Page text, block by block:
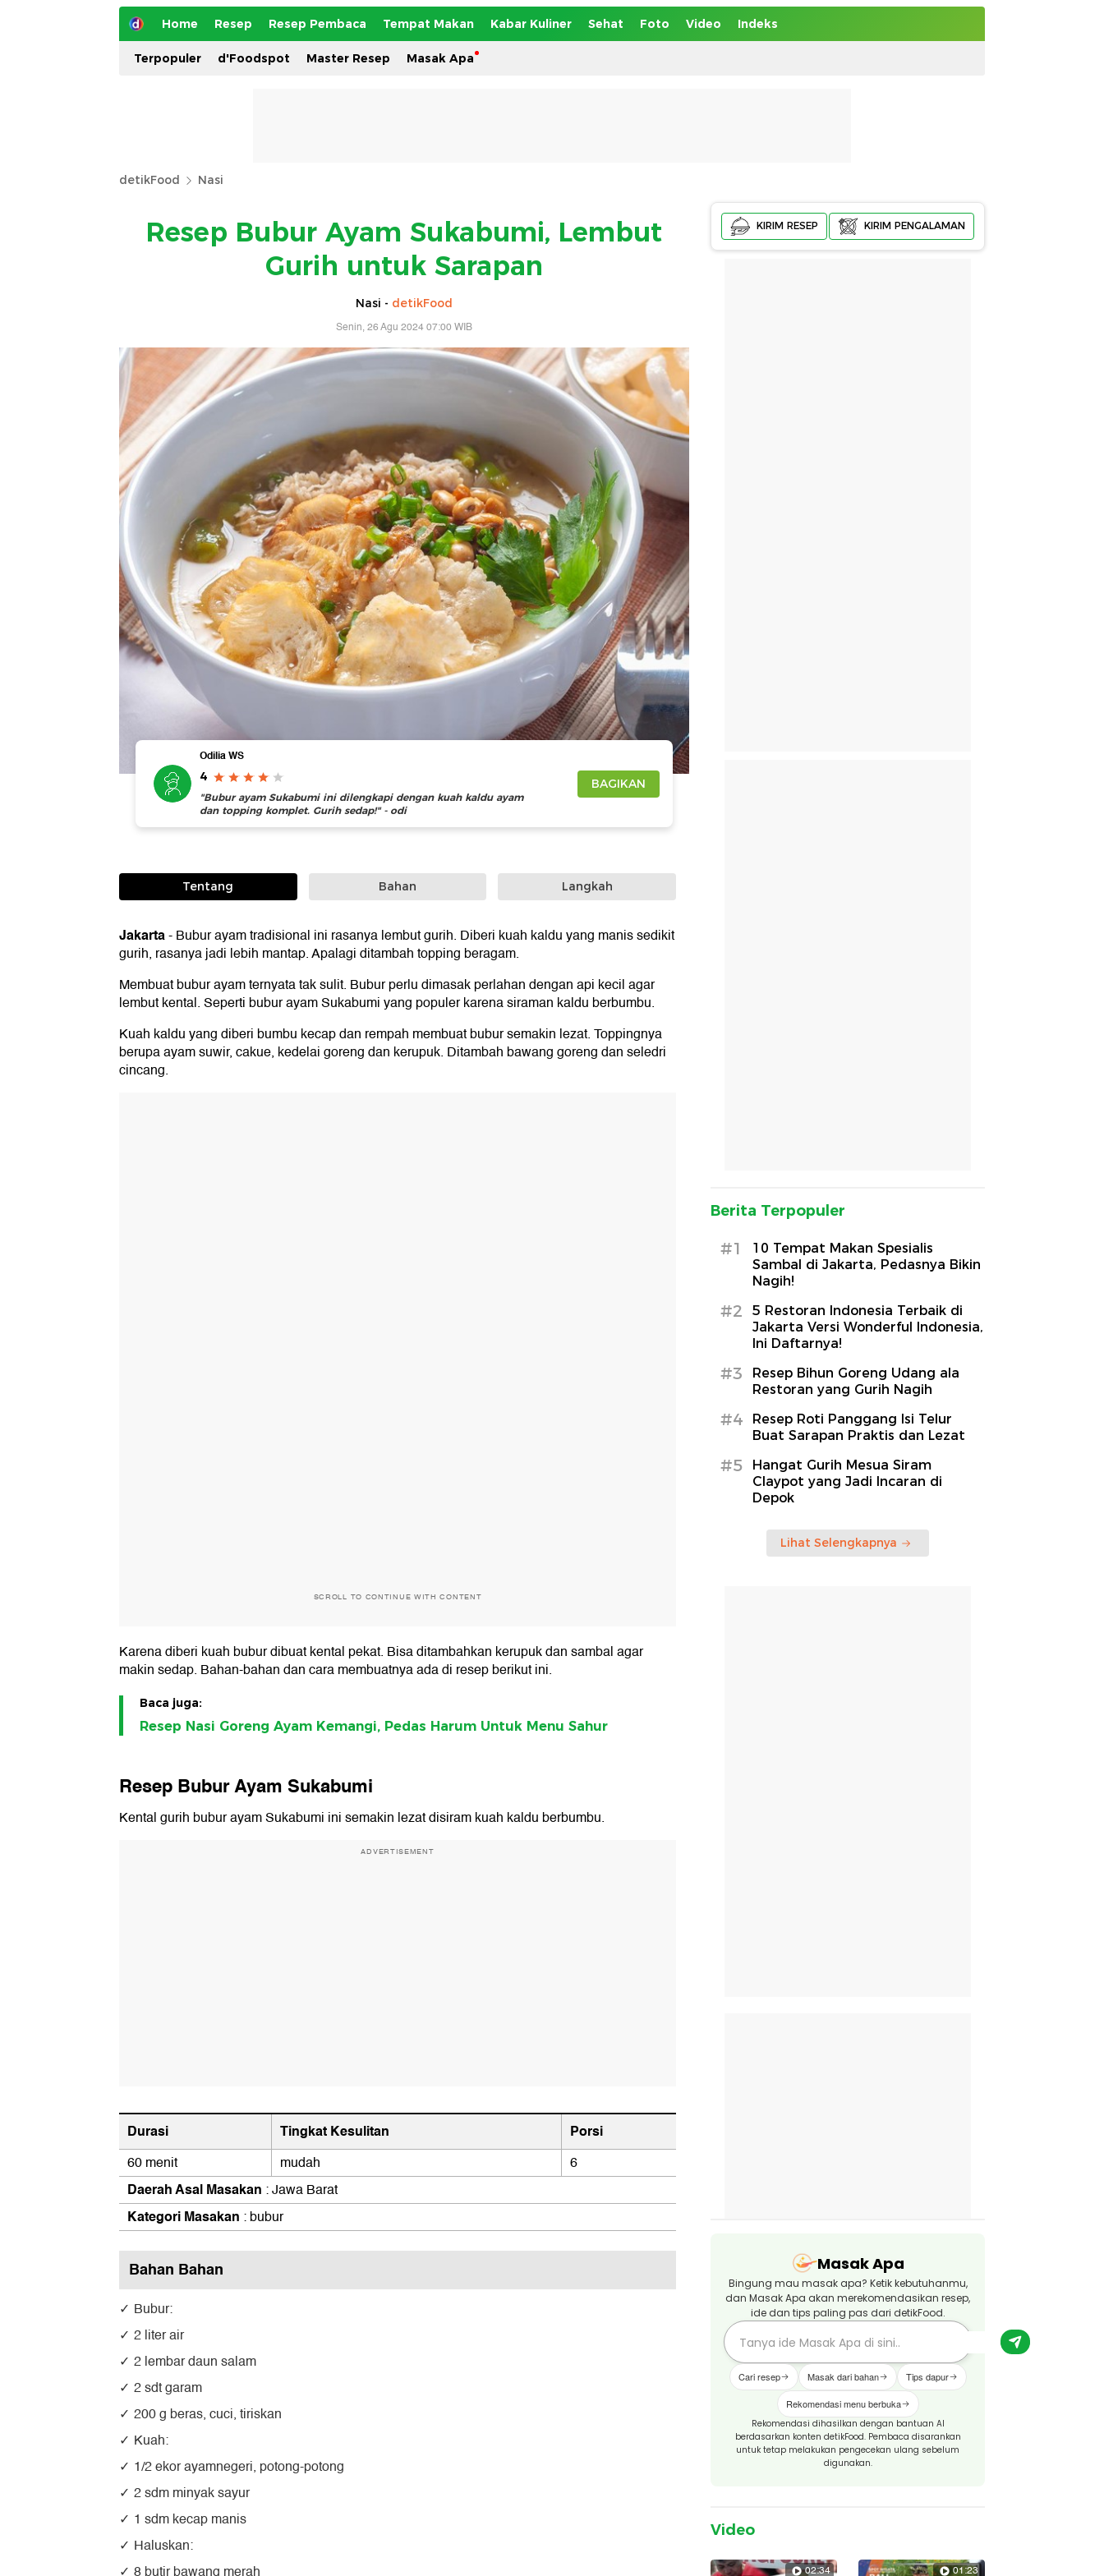
Home Resep Resep Pembaca Tempat Makan Kabar Kuliner Sehat Foto Video Indeks
Terpopuler d'Foodspot Master Resep Masak Apa
detikFood Nasi
Resep Bubur Ayam Sukabumi, Lembut
Gurih untuk Sarapan
Nasi - detikFood
Senin, 26 Agu 2024 07:00 WIB
Odilia WS
4
"Bubur ayam Sukabumi ini dilengkapi dengan kuah kaldu ayam
dan topping komplet. Gurih sedap!" - odi
BAGIKAN
Tentang Bahan Langkah
Jakarta-Bubur ayam tradisional ini rasanya lembut gurih. Diberi kuah kaldu yang manis sedikit
gurih, rasanya jadi lebih mantap. Apalagi ditambah topping beragam.
Membuat bubur ayam ternyata tak sulit. Bubur perlu dimasak perlahan dengan api kecil agar
lembut kental. Seperti bubur ayam Sukabumi yang populer karena siraman kaldu berbumbu.
Kuah kaldu yang diberi bumbu kecap dan rempah membuat bubur semakin lezat. Toppingnya
berupa ayam suwir, cakue, kedelai goreng dan kerupuk. Ditambah bawang goreng dan seledri
cincang.
SCROLL TO CONTINUE WITH CONTENT
Karena diberi kuah bubur dibuat kental pekat. Bisa ditambahkan kerupuk dan sambal agar
makin sedap. Bahan-bahan dan cara membuatnya ada di resep berikut ini.
Baca juga:
Resep Nasi Goreng Ayam Kemangi, Pedas Harum Untuk Menu Sahur
Resep Bubur Ayam Sukabumi
Kental gurih bubur ayam Sukabumi ini semakin lezat disiram kuah kaldu berbumbu.
ADVERTISEMENT
Durasi Tingkat Kesulitan Porsi
60 menit mudah 6
Daerah Asal Masakan : Jawa Barat
Kategori Masakan : bubur
Bahan Bahan
Bubur:
2 liter air
2 lembar daun salam
2 sdt garam
200 g beras, cuci, tiriskan
Kuah:
1/2 ekor ayamnegeri, potong-potong
2 sdm minyak sayur
1 sdm kecap manis
Haluskan:
KIRIM RESEP KIRIM PENGALAMAN
Berita Terpopuler
#1
10 Tempat Makan Spesialis
Sambal di Jakarta, Pedasnya Bikin
Nagih!
#2
5 Restoran Indonesia Terbaik di
Jakarta Versi Wonderful Indonesia,
Ini Daftarnya!
#3
Resep Bihun Goreng Udang ala
Restoran yang Gurih Nagih
#4
Resep Roti Panggang Isi Telur
Buat Sarapan Praktis dan Lezat
#5
Hangat Gurih Mesua Siram
Claypot yang Jadi Incaran di
Depok
Lihat Selengkapnya
Masak Apa
Bingung mau masak apa? Ketik kebutuhanmu,
dan Masak Apa akan merekomendasikan resep,
ide dan tips paling pas dari detikFood.
Cari resep Masak dari bahan Tips dapur
Rekomendasi menu berbuka
Rekomendasi dihasilkan dengan bantuan AI
berdasarkan konten detikFood. Pembaca disarankan
untuk tetap melakukan pengecekan ulang sebelum
digunakan.
Video
02:34 01:23